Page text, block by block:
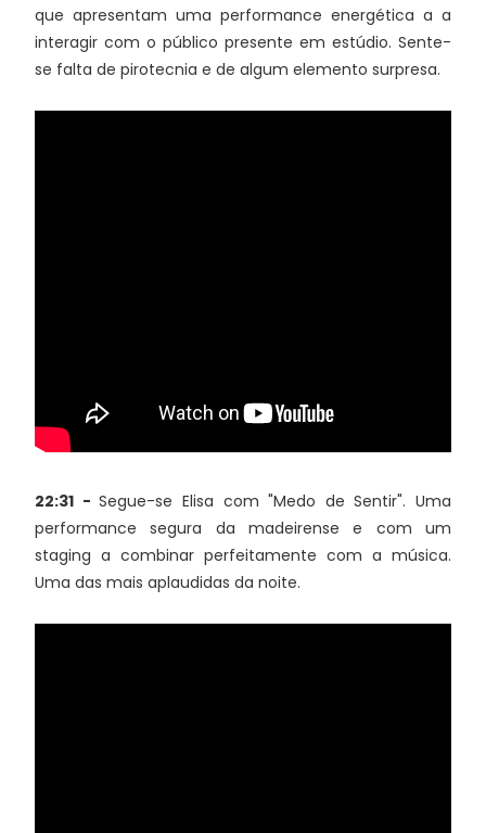
que apresentam uma performance energética a a
interagir com o público presente em estúdio. Sente-
se falta de pirotecnia e de algum elemento surpresa.
22:31 -Segue-se Elisa com "Medo de Sentir". Uma
performance segura da madeirense e com um
staging a combinar perfeitamente com a música.
Uma das mais aplaudidas da noite.